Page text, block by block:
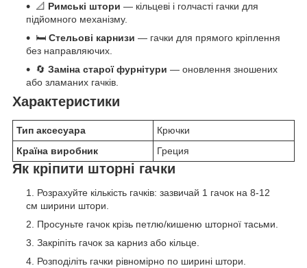
📐 Римські штори — кільцеві і голчасті гачки для
підйомного механізму.
🛏️ Стельові карнизи — гачки для прямого кріплення
без направляючих.
🔄 Заміна старої фурнітури — оновлення зношених
або зламаних гачків.
Характеристики
Тип аксесуара
Крючки
Країна виробник
Греция
Як кріпити шторні гачки
Розрахуйте кількість гачків: зазвичай 1 гачок на 8-12
см ширини штори.
Просуньте гачок крізь петлю/кишеню шторної тасьми.
Закріпіть гачок за карниз або кільце.
Розподіліть гачки рівномірно по ширині штори.